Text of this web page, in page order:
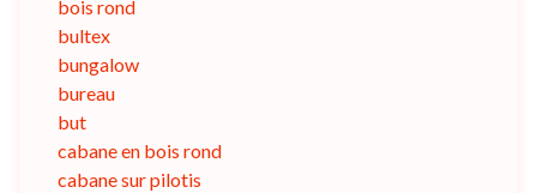
bois rond
bultex
bungalow
bureau
but
cabane en bois rond
cabane sur pilotis